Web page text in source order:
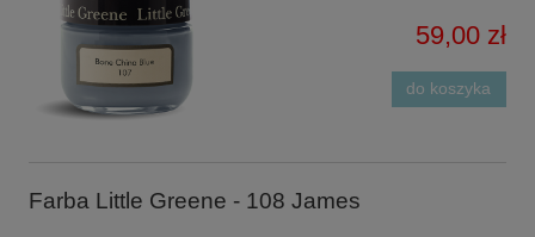
59,00 zł
do koszyka
Farba Little Greene - 108 James